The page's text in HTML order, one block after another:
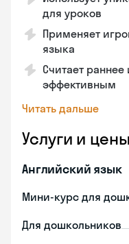
для уроков
Применяет
языка
Считает
эффективным
Читать дальше
Услуги и цены
Английский язык
Мини-курс для
Для дошкольников